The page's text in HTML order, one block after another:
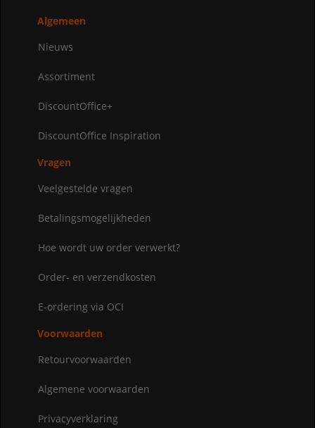
Algemeen
Nieuws
Assortiment
DiscountOffice+
DiscountOffice Inspiration
Vragen
Veelgestelde vragen
Betalingsmogelijkheden
Hoe wordt uw order verwerkt?
Order- en verzendkosten
E-ordering via OCI
Voorwaarden
Retourvoorwaarden
Algemene voorwaarden
Privacyverklaring